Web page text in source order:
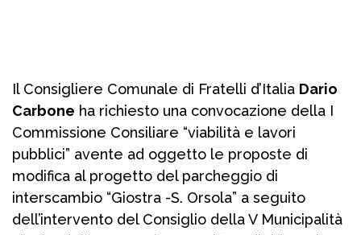
Il Consigliere Comunale di Fratelli d’Italia Dario
Carbone ha richiesto una convocazione della I
Commissione Consiliare “viabilità e lavori
pubblici” avente ad oggetto le proposte di
modifica al progetto del parcheggio di
interscambio “Giostra -S. Orsola” a seguito
dell’intervento del Consiglio della V Municipalità